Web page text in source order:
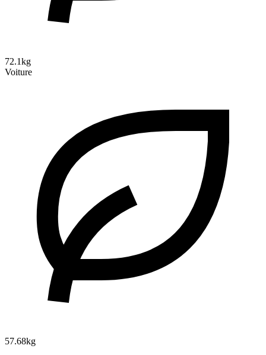
72.1kg
Voiture
57.68kg